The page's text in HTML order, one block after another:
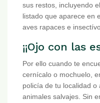
sus restos, incluyendo
listado que aparece en
aves rapaces e
¡¡Ojo con las
Por ello cuando te
cernícalo o mochuelo,
policía de tu localidad
animales salvajes. Sin